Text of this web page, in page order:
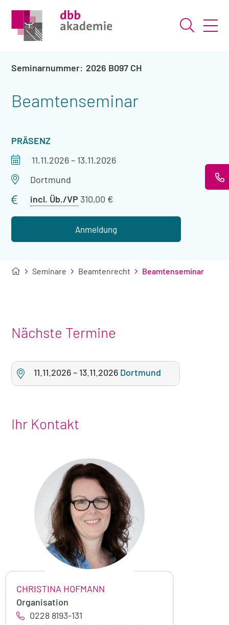
Suche
2026 B097 CH
Beamtenseminar
VERANSTALTUNGSART
PRÄSENZ
Veranstaltungszeitraum
11.11.2026– 13.11.2026
Veranstaltungsort
Dortmund
incl. Üb./VP Preis
Übernachtung
310,00 €
Anmeldung
Seminare Beamtenrecht Beamtenseminar
Nächste Termine
11.11.2026– 13.11.2026 Dortmund
Ihr Kontakt
Foto
von
Christina
Hofmann
NAME:
CHRISTINA HOFMANN
Organisation
0228 8193-131